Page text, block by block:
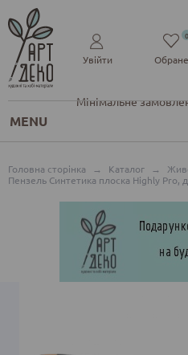
Мінімальне
Увійти Обране
0
MENU
Головна сторінка → Каталог →
Пензель Синтетика плоска Highly Pro,